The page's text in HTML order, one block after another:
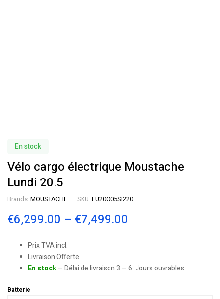
En stock
Vélo cargo électrique Moustache
Lundi 20.5
Brands: MOUSTACHE SKU: LU20O05SI220
€6,299.00 – €7,499.00
Prix TVA incl.
Livraison Offerte
En stock– Délai de livraison 3 – 6 Jours ouvrables.
Batterie